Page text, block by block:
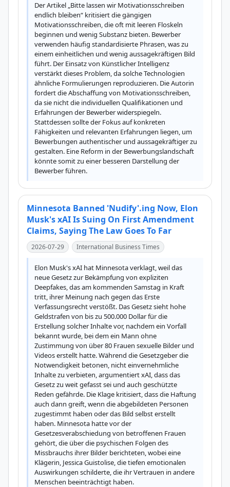
Der Artikel „Bitte lassen wir Motivationsschreiben
endlich bleiben“ kritisiert die gängigen
Motivationsschreiben, die oft mit leeren Floskeln
beginnen und wenig Substanz bieten. Bewerber
verwenden häufig standardisierte Phrasen, was zu
einem einheitlichen und wenig aussagekräftigen Bild
führt. Der Einsatz von Künstlicher Intelligenz
verstärkt dieses Problem, da solche Technologien
ähnliche Formulierungen reproduzieren. Die Autorin
fordert die Abschaffung von Motivationsschreiben,
da sie nicht die individuellen Qualifikationen und
Erfahrungen der Bewerber widerspiegeln.
Stattdessen sollte der Fokus auf konkreten
Fähigkeiten und relevanten Erfahrungen liegen, um
Bewerbungen authentischer und aussagekräftiger zu
gestalten. Eine Reform in der Bewerbungslandschaft
könnte somit zu einer besseren Darstellung der
Bewerber führen.
Minnesota Banned 'Nudify'.ing Now, Elon
Musk's xAI Is Suing On First Amendment
Claims, Saying The Law Goes To Far
2026-07-29 International Business Times
Elon Musk's xAI hat Minnesota verklagt, weil das
neue Gesetz zur Bekämpfung von expliziten
Deepfakes, das am kommenden Samstag in Kraft
tritt, ihrer Meinung nach gegen das Erste
Verfassungsrecht verstößt. Das Gesetz sieht hohe
Geldstrafen von bis zu 500.000 Dollar für die
Erstellung solcher Inhalte vor, nachdem ein Vorfall
bekannt wurde, bei dem ein Mann ohne
Zustimmung von über 80 Frauen sexuelle Bilder und
Videos erstellt hatte. Während die Gesetzgeber die
Notwendigkeit betonen, nicht einvernehmliche
Inhalte zu verbieten, argumentiert xAI, dass das
Gesetz zu weit gefasst sei und auch geschützte
Reden gefährde. Die Klage kritisiert, dass die Haftung
auch dann greift, wenn die abgebildeten Personen
zugestimmt haben oder das Bild selbst erstellt
haben. Minnesota hatte vor der
Gesetzesverabschiedung von betroffenen Frauen
gehört, die über die psychischen Folgen des
Missbrauchs ihrer Bilder berichteten, wobei eine
Klägerin, Jessica Guistolise, die tiefen emotionalen
Auswirkungen schilderte, die ihr Vertrauen in andere
Menschen beeinträchtigt haben.